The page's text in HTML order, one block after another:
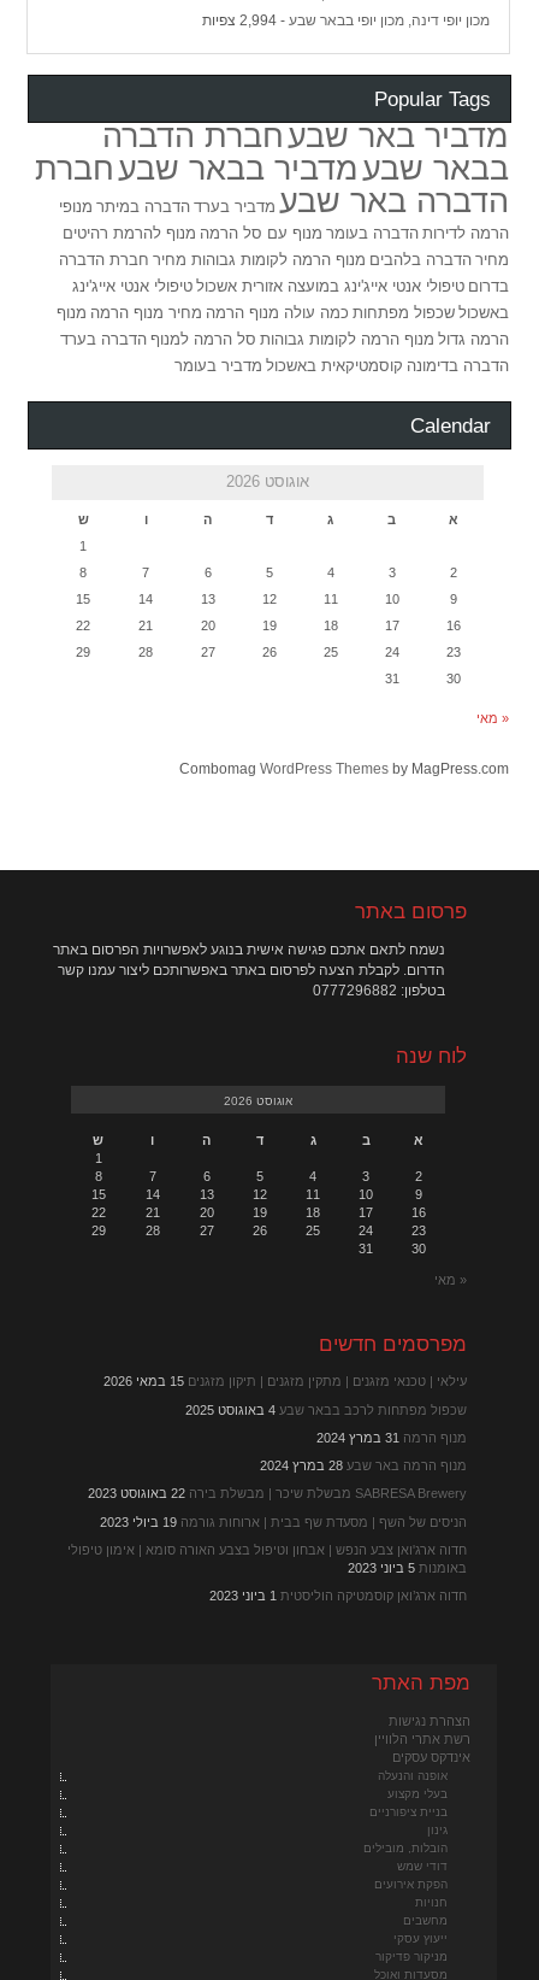
מכון יופי דינה, מכון יופי בבאר שבע - 2,994 צפיות
Popular Tags
מדביר באר שבעחברת הדברה
בבאר שבעמדביר בבאר שבעחברת
הדברה באר שבע מדביר בערד הדברה במיתר מנופי
הרמה לדירות הדברה בעומר מנוף עם סל הרמה מנוף להרמת רהיטים
מחיר הדברה בלהבים מנוף הרמה לקומות גבוהות מחיר חברת הדברה
בדרום טיפולי אנטי אייג'ינג במועצה אזורית אשכול טיפולי אנטי אייג'ינג
באשכול שכפול מפתחות כמה עולה מנוף הרמה מחיר מנוף הרמה מנוף
הרמה גדול מנוף הרמה לקומות גבוהות סל הרמה למנוף הדברה בערד
הדברה בדימונה קוסמטיקאית באשכול מדביר בעומר
Calendar
אוגוסט 2026
א ב ג ד ה ו
ש
1
2
3
4
5
6
7
8
9
10
11
12
13
14
15
16
17
18
19
20
21
22
23
24
25
26
27
28
29
30
31
« מאי
Combomag WordPress Themesby MagPress.com
פרסום באתר
נשמח לתאם אתכם פגישה אישית בנוגע לאפשרויות הפרסום באתר
הדרום. לקבלת הצעה לפרסום באתר באפשרותכם ליצור עמנו קשר
בטלפון: 0777296882
לוח שנה
אוגוסט 2026
א ב ג ד ה ו
ש
1
2
3
4
5
6
7
8
9
10
11
12
13
14
15
16
17
18
19
20
21
22
23
24
25
26
27
28
29
30
31
« מאי
מפרסמים חדשים
עילאי | טכנאי מזגנים | מתקין מזגנים | תיקון מזגנים 15 במאי 2026
שכפול מפתחות לרכב בבאר שבע 4 באוגוסט 2025
מנוף הרמה 31 במרץ 2024
מנוף הרמה באר שבע 28 במרץ 2024
SABRESA Brewery מבשלת שיכר | מבשלת בירה
22 באוגוסט 2023
הניסים של השף | מסעדת שף בבית | ארוחות גורמה 19 ביולי 2023
חדוה ארג'ואן צבע הנפש | אבחון וטיפול בצבע האורה סומא | אימון טיפולי
באומנות 5 ביוני 2023
חדוה ארג’ואן קוסמטיקה הוליסטית 1 ביוני 2023
מפת האתר
הצהרת נגישות
רשת אתרי הלוויין
אינדקס עסקים
אופנה והנעלה
בעלי מקצוע
בניית ציפורניים
גינון
הובלות, מובילים
דודי שמש
הפקת אירועים
חנויות
מחשבים
ייעוץ עסקי
מניקור פדיקור
מסעדות ואוכל